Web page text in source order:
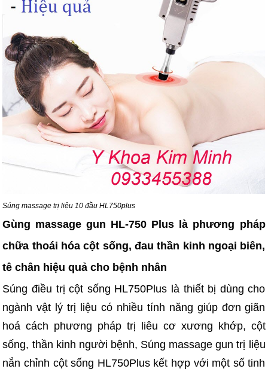
Súng massage trị liệu 10 đầu HL750plus
Gùng massage gun HL-750 Plus là phương pháp
chữa thoái hóa cột sống, đau thần kinh ngoại biên,
tê chân hiệu quả cho bệnh nhân
Súng điều trị cột sống HL750Plus là thiết bị dùng cho
ngành vật lý trị liệu có nhiều tính năng giúp đơn giãn
hoá cách phương pháp trị liêu cơ xương khớp, cột
sống, thần kinh người bệnh, Súng massage gun trị liệu
nắn chỉnh cột sống HL750Plus kết hợp với một số tinh